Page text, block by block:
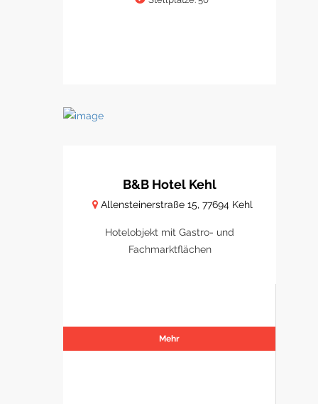
B&B Hotel Kehl
Allensteinerstraße 15, 77694 Kehl
Hotelobjekt mit Gastro- und
Fachmarktflächen
Mehr